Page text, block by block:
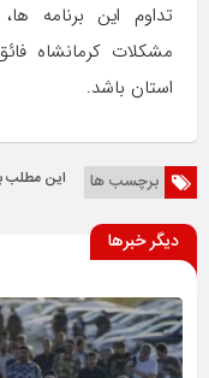
تداوم این برنامه
مشکلات کرمانشاه
استان باشد.
برچسب ها این مطلب
دیگر خبرها